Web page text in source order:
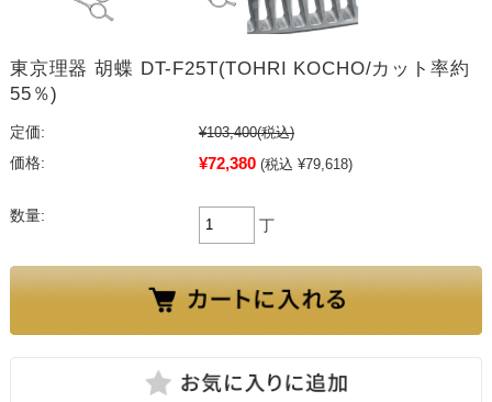
東京理器 胡蝶 DT-F25T(TOHRI KOCHO/カット率約
55％)
定価: ¥103,400(税込)
価格:
¥72,380 (税込 ¥79,618)
数量:
丁